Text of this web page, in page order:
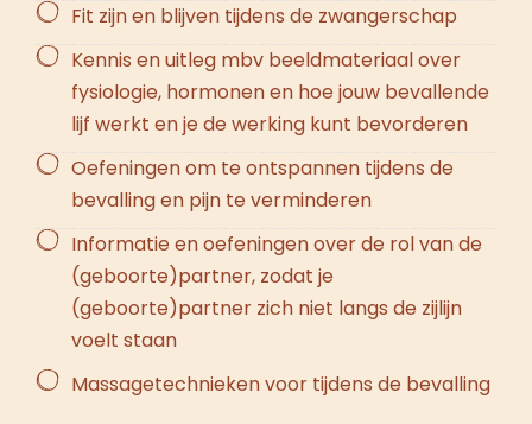
Fit zijn en blijven tijdens de zwangerschap
Kennis en uitleg mbv beeldmateriaal over
fysiologie, hormonen en hoe jouw bevallende
lijf werkt en je de werking kunt bevorderen
Oefeningen om te ontspannen tijdens de
bevalling en pijn te verminderen
Informatie en oefeningen over de rol van de
(geboorte)partner, zodat je
(geboorte)partner zich niet langs de zijlijn
voelt staan
Massagetechnieken voor tijdens de bevalling